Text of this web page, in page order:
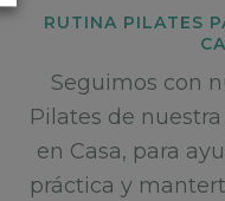
RUTINA PILATES
Seguimos con
Pilates de
en Casa, para
práctica y